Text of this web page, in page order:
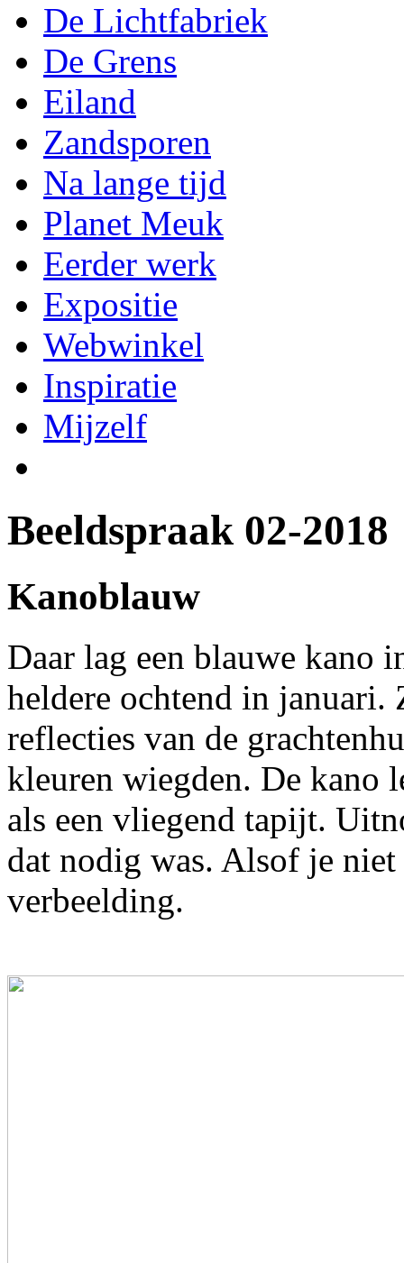
De Lichtfabriek
De Grens
Eiland
Zandsporen
Na lange tijd
Planet Meuk
Eerder werk
Expositie
Webwinkel
Inspiratie
Mijzelf
Beeldspraak 02-2018
Kanoblauw
Daar lag een blauwe kano
heldere ochtend in
reflecties van de
kleuren wiegden. De kano
als een vliegend tapijt.
dat nodig was. Alsof je
verbeelding.